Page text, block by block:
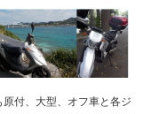
付、大型、オフ車と各ジ